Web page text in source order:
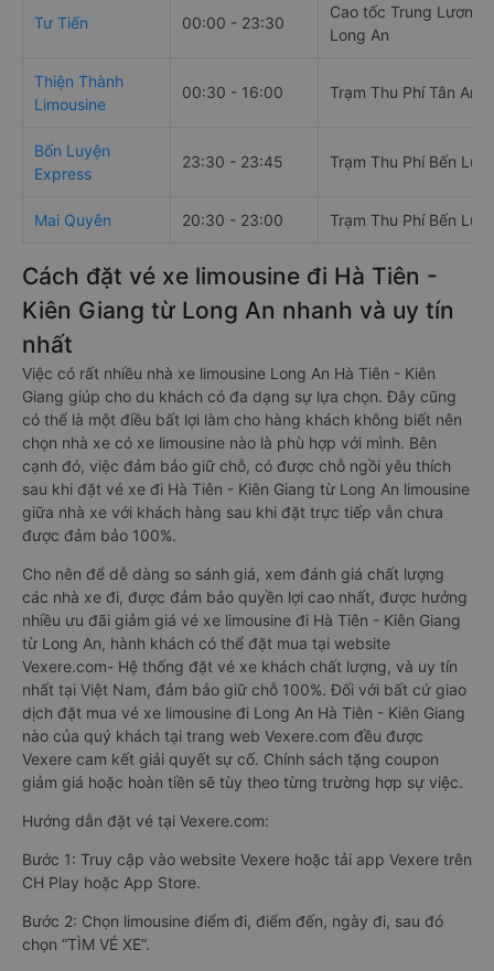
Tư Tiến 00:00 - 23:30
Cao tốc Trung Lương
Long An
Thiện Thành
Limousine
00:30 - 16:00 Trạm Thu Phí Tân An
Bốn Luyện
Express
23:30 - 23:45 Trạm Thu Phí Bến Lức
Mai Quyên 20:30 - 23:00 Trạm Thu Phí Bến Lức
Cách đặt vé xe limousine đi Hà Tiên -
Kiên Giang từ Long An nhanh và uy tín
nhất
Việc có rất nhiều nhà xe limousine Long An Hà Tiên - Kiên
Giang giúp cho du khách có đa dạng sự lựa chọn. Đây cũng
có thể là một điều bất lợi làm cho hàng khách không biết nên
chọn nhà xe có xe limousine nào là phù hợp với mình. Bên
cạnh đó, việc đảm bảo giữ chỗ, có được chỗ ngồi yêu thích
sau khi đặt vé xe đi Hà Tiên - Kiên Giang từ Long An limousine
giữa nhà xe với khách hàng sau khi đặt trực tiếp vẫn chưa
được đảm bảo 100%.
Cho nên để dễ dàng so sánh giá, xem đánh giá chất lượng
các nhà xe đi, được đảm bảo quyền lợi cao nhất, được hưởng
nhiều ưu đãi giảm giá vé xe limousine đi Hà Tiên - Kiên Giang
từ Long An, hành khách có thể đặt mua tại website
Vexere.com- Hệ thống đặt vé xe khách chất lượng, và uy tín
nhất tại Việt Nam, đảm bảo giữ chỗ 100%. Đối với bất cứ giao
dịch đặt mua vé xe limousine đi Long An Hà Tiên - Kiên Giang
nào của quý khách tại trang web Vexere.com đều được
Vexere cam kết giải quyết sự cố. Chính sách tặng coupon
giảm giá hoặc hoàn tiền sẽ tùy theo từng trường hợp sự việc.
Hướng dẫn đặt vé tại Vexere.com:
Bước 1: Truy cập vào website Vexere hoặc tải app Vexere trên
CH Play hoặc App Store.
Bước 2: Chọn limousine điểm đi, điểm đến, ngày đi, sau đó
chọn “TÌM VÉ XE”.